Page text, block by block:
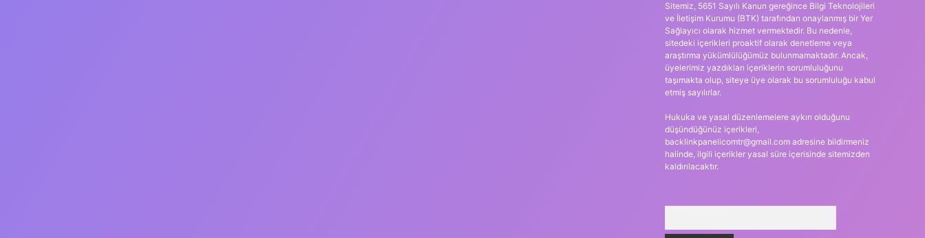
Sitemiz, 5651 Sayılı Kanun gereğince Bilgi Teknolojileri
ve İletişim Kurumu (BTK) tarafından onaylanmış bir Yer
Sağlayıcı olarak hizmet vermektedir. Bu nedenle,
sitedeki içerikleri proaktif olarak denetleme veya
araştırma yükümlülüğümüz bulunmamaktadır. Ancak,
üyelerimiz yazdıkları içeriklerin sorumluluğunu
taşımakta olup, siteye üye olarak bu sorumluluğu kabul
etmiş sayılırlar.
Hukuka ve yasal düzenlemelere aykırı olduğunu
düşündüğünüz içerikleri,
backlinkpanelicomtr@gmail.comadresine bildirmeniz
halinde, ilgili içerikler yasal süre içerisinde sitemizden
kaldırılacaktır.